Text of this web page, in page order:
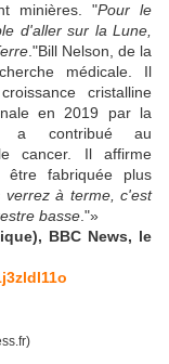
minières. "Pour le
d'aller sur la Lune,
."Bill Nelson, de la
médicale. Il
cristalline
en 2019 par la
a contribué au
cancer. Il affirme
être fabriquée plus
verrez à terme, c'est
basse ."»
BBC News, le